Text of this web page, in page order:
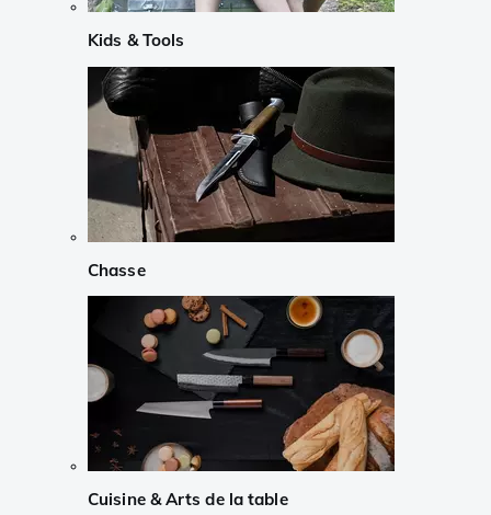
Kids & Tools
Chasse
Cuisine & Arts de la table